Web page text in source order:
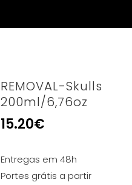
REMOVAL-Skulls
200ml/6,76oz
15.20€
Entregas em 48h
Portes grátis a partir